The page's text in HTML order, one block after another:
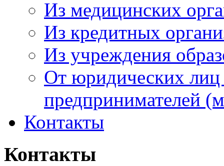
Из медицинских
Из кредитных
Из учреждения
От юридических
предпринимателей
Контакты
Контакты